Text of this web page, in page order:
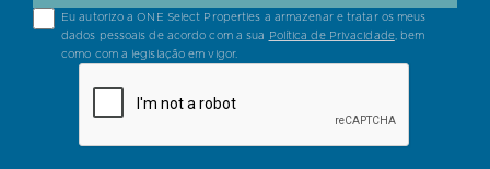
Eu autorizo a ONE Select Properties a armazenar e tratar os meus
dados pessoais de acordo com a sua Política de Privacidade, bem
como com a legislação em vigor.